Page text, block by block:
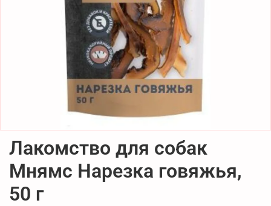
Лакомство для собак
Мнямс Нарезка говяжья,
50 г